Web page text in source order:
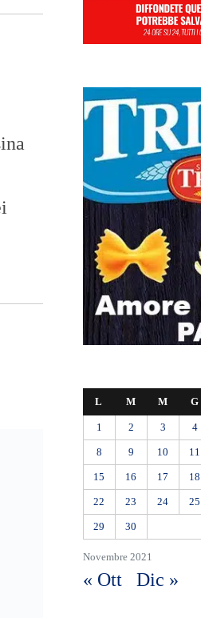
Novembre 2021
L M M G
1 2 3 4
8 9 10 11
15 16 17 18
22 23 24 25
29 30
« Ott Dic »